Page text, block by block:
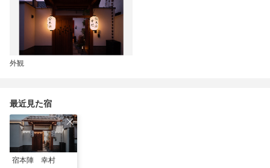
外観
最近見た宿
宿本陣 幸村